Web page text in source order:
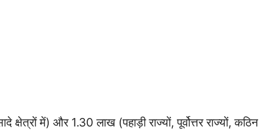
में) और 1.30 लाख (पहाड़ी राज्यों, पूर्वोत्तर राज्यों, कठिन